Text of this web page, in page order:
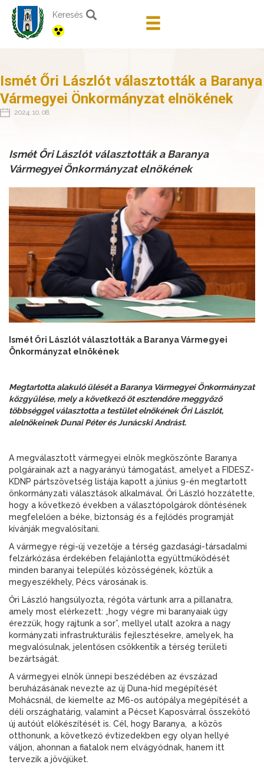
Keresés
Ismét Őri Lászlót választották a Baranya
Vármegyei Önkormányzat elnökének
2024. 10. 08.
Ismét Őri Lászlót választották a Baranya
Vármegyei Önkormányzat elnökének
Ismét Őri Lászlót választották a Baranya Vármegyei
Önkormányzat elnökének
Megtartotta alakuló ülését a Baranya Vármegyei Önkormányzat
közgyűlése, mely a következő öt esztendőre meggyőző
többséggel választotta a testület elnökének Őri Lászlót,
alelnökeinek Dunai Péter és Junácski Andrást.
A megválasztott vármegyei elnök megköszönte Baranya
polgárainak azt a nagyarányú támogatást, amelyet a FIDESZ-
KDNP pártszövetség listája kapott a június 9-én megtartott
önkormányzati választások alkalmával. Őri László hozzátette,
hogy a következő években a választópolgárok döntésének
megfelelően a béke, biztonság és a fejlődés programját
kívánják megvalósítani.
A vármegye régi-új vezetője a térség gazdasági-társadalmi
felzárkózása érdekében felajánlotta együttműködését
minden baranyai település közösségének, köztük a
megyeszékhely, Pécs városának is.
Őri László hangsúlyozta, régóta vártunk arra a pillanatra,
amely most elérkezett: „hogy végre mi baranyaiak úgy
érezzük, hogy rajtunk a sor”, mellyel utalt azokra a nagy
kormányzati infrastrukturális fejlesztésekre, amelyek, ha
megvalósulnak, jelentősen csökkentik a térség területi
bezártságát.
A vármegyei elnök ünnepi beszédében az évszázad
beruházásának nevezte az új Duna-híd megépítését
Mohácsnál, de kiemelte az M6-os autópálya megépítését a
déli országhatárig, valamint a Pécset Kaposvárral összekötő
új autóút előkészítését is. Cél, hogy Baranya, a közös
otthonunk, a következő évtizedekben egy olyan hellyé
váljon, ahonnan a fiatalok nem elvágyódnak, hanem itt
tervezik a jövőjüket.